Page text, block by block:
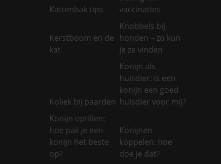
Kattenbak tips
vaccinaties
Kerstboom en de
kat
Knobbels bij
honden – zo kun
je ze vinden
Koliek bij paarden
Konijn als
huisdier: is een
konijn een goed
huisdier voor mij?
Konijn optillen:
hoe pak je een
konijn het beste
op?
Konijnen
koppelen: hoe
doe je dat?